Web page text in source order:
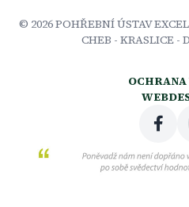
© 2026POHŘEBNÍ ÚSTAV
CHEB - KRASLICE -
OCHRANA